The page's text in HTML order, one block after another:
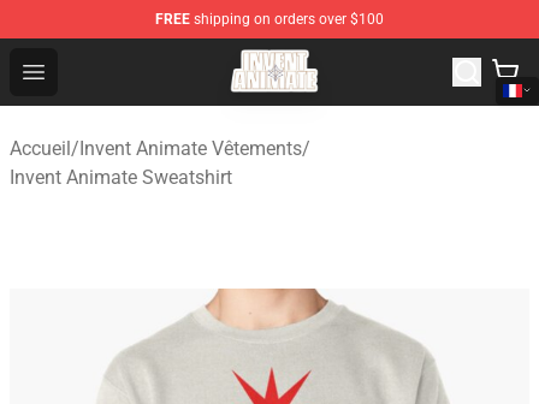
FREE shipping on orders over $100
Open menu
Invent Animate Shop - Official Invent Animate
Accueil/Invent Animate Vêtements/
Invent Animate Sweatshirt